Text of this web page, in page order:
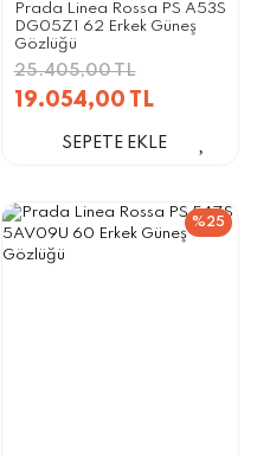
Prada Linea Rossa PS A53S
DG05Z1 62 Erkek Güneş
Gözlüğü
25.405,00 TL
19.054,00 TL
SEPETE EKLE
%25